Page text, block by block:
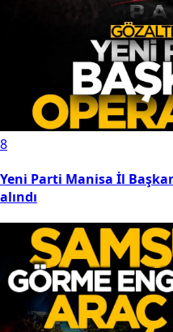
8
Yeni Parti Manisa İl
alındı